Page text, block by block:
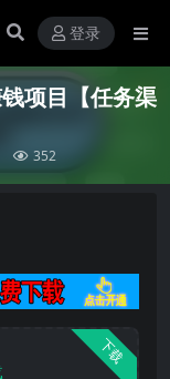
登录
项目【任务渠
352
下载